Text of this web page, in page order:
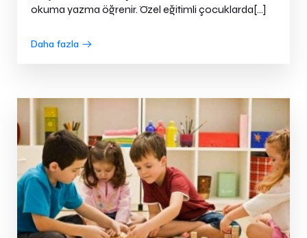
okuma yazma öğrenir. Özel eğitimli çocuklarda[…]
Daha fazla